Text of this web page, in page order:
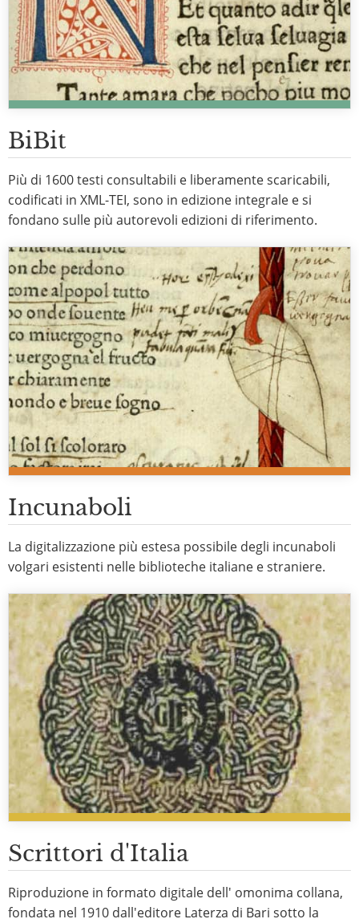
BiBit
Più di 1600 testi consultabili e liberamente scaricabili,
codificati in XML-TEI, sono in edizione integrale e si
fondano sulle più autorevoli edizioni di riferimento.
Incunaboli
La digitalizzazione più estesa possibile degli incunaboli
volgari esistenti nelle biblioteche italiane e straniere.
Scrittori d'Italia
Riproduzione in formato digitale dell' omonima collana,
fondata nel 1910 dall'editore Laterza di Bari sotto la